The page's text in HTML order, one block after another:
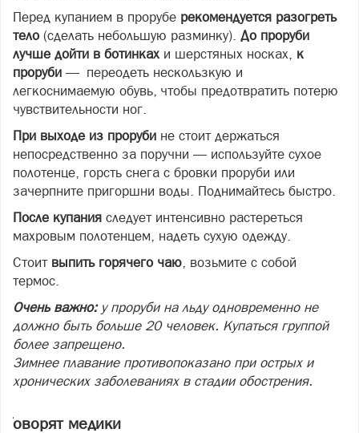
Перед купанием в прорубе рекомендуется разогреть
тело (сделать небольшую разминку). До проруби
лучше дойти в ботинках и шерстяных носках, к
проруби — переодеть нескользкую и
легкоснимаемую обувь, чтобы предотвратить потерю
чувствительности ног.
При выходе из проруби не стоит держаться
непосредственно за поручни — используйте сухое
полотенце, горсть снега с бровки проруби или
зачерпните пригоршни воды. Поднимайтесь быстро.
После купания следует интенсивно растереться
махровым полотенцем, надеть сухую одежду.
Стоит выпить горячего чаю, возьмите с собой
термос.
Очень важно:у проруби на льду одновременно не
должно быть больше 20 человек. Купаться группой
более запрещено.
Зимнее плавание противопоказано при острых и
хронических заболеваниях в стадии обострения.
Говорят медики